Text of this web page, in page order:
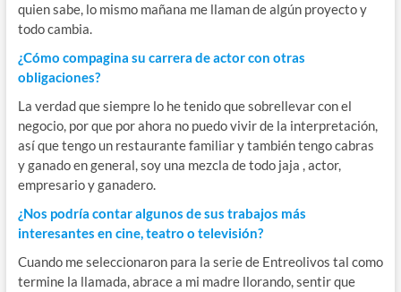
quien sabe, lo mismo mañana me llaman de algún proyecto y
todo cambia.
¿Cómo compagina su carrera de actor con otras
obligaciones?
La verdad que siempre lo he tenido que sobrellevar con el
negocio, por que por ahora no puedo vivir de la interpretación,
así que tengo un restaurante familiar y también tengo cabras
y ganado en general, soy una mezcla de todo jaja , actor,
empresario y ganadero.
¿Nos podría contar algunos de sus trabajos más
interesantes en cine, teatro o televisión?
Cuando me seleccionaron para la serie de Entreolivos tal como
termine la llamada, abrace a mi madre llorando, sentir que